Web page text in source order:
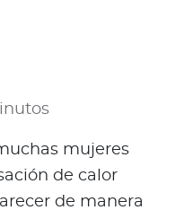
mujeres
de calor
de manera